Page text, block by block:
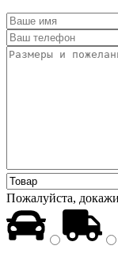
Пожалуйста,